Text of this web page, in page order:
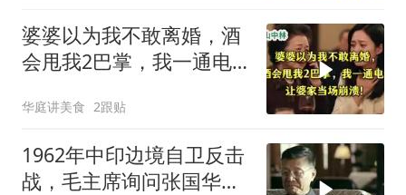
婆婆以为我不敢离婚，酒
会甩我2巴掌，我一通电
华庭讲美食 2跟贴
1962年中印边境自卫反击
战，毛主席询问张国华能